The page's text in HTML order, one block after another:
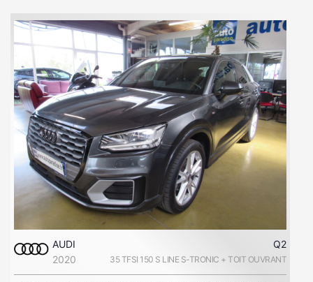
AUDI
Q2
2020
35 TFSI 150 S LINE S-TRONIC + TOIT OUVRANT